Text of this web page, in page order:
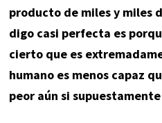
producto de miles y miles
digo casi perfecta es
cierto que es
humano es menos capaz
peor aún si